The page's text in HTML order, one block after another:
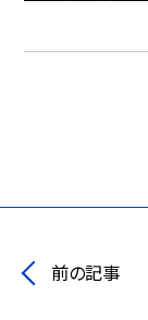
前の記事